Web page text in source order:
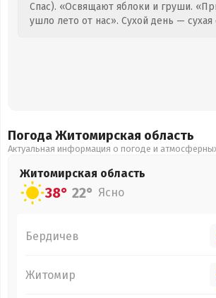
Спас). «Освящают яблоки и груши.
ушло лето от нас». Сухой день — сухая
Погода Житомирская область
Актуальная информация о погоде и
Житомирская область
38° 22° Ясно
Бердичев
Житомир